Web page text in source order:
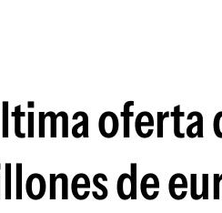
oferta
de